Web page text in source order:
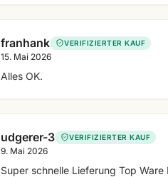
franhank VERIFIZIERTER KAUF
15. Mai 2026
Alles OK.
udgerer-3 VERIFIZIERTER KAUF
9. Mai 2026
Super schnelle Lieferung Top Ware